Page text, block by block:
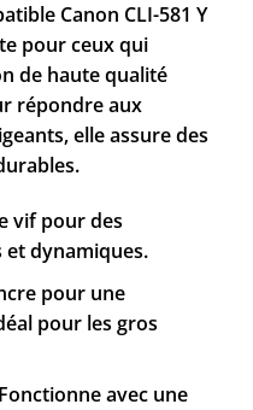
Canon CLI-581 Y
pour ceux qui
de haute qualité
répondre aux
elle assure des
vif pour des
et dynamiques.
pour une
pour les gros
avec une